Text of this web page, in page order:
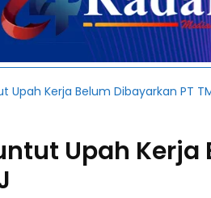
Upah Kerja Belum Dibayarkan PT
Upah Kerja